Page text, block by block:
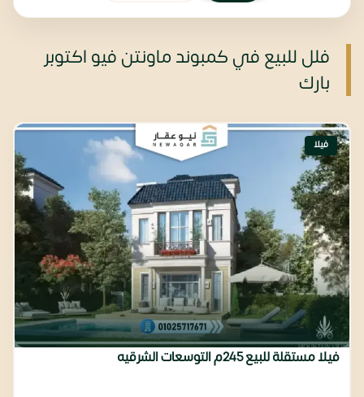
فلل للبيع في كمبوند ماونتن فيو اكتوبر
بارك
فيلا
فيلا مستقلة للبيع 245م التوسعات الشرقيه